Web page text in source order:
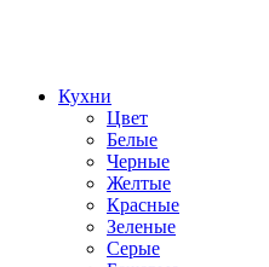
Кухни
Цвет
Белые
Черные
Желтые
Красные
Зеленые
Серые